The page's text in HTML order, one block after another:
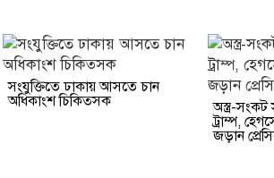
সংযুক্তিতে ঢাকায় আসতে চান
অধিকাংশ চিকিত্সক
অস্ত্র-সংকট
ট্রাম্প,
জড়ান